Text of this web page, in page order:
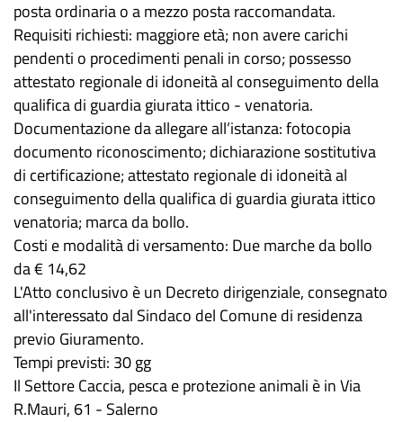
posta ordinaria o a mezzo posta raccomandata.
Requisiti richiesti: maggiore età; non avere carichi
pendenti o procedimenti penali in corso; possesso
attestato regionale di idoneità al conseguimento della
qualifica di guardia giurata ittico - venatoria.
Documentazione da allegare all’istanza: fotocopia
documento riconoscimento; dichiarazione sostitutiva
di certificazione; attestato regionale di idoneità al
conseguimento della qualifica di guardia giurata ittico
venatoria; marca da bollo.
Costi e modalità di versamento: Due marche da bollo
da € 14,62
L'Atto conclusivo è un Decreto dirigenziale, consegnato
all'interessato dal Sindaco del Comune di residenza
previo Giuramento.
Tempi previsti: 30 gg
Il Settore Caccia, pesca e protezione animali è in Via
R.Mauri, 61 - Salerno